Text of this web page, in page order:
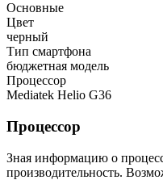
Основные
Цвет
черный
Тип смартфона
бюджетная модель
Процессор
Mediatek Helio G36
Процессор
Зная информацию о
производительность.